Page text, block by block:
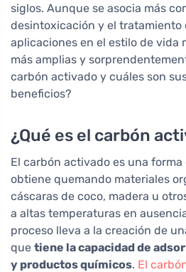
siglos. Aunque se asocia más
desintoxicación y el tratamiento
aplicaciones en el estilo de vida
más amplias y
carbón activado y cuáles son
beneficios?
¿Qué es el carbón
El carbón activado es una
obtiene quemando materiales
cáscaras de coco, madera u
a altas temperaturas en
proceso lleva a la creación de
que tiene la capacidad de
y productos químicos. El